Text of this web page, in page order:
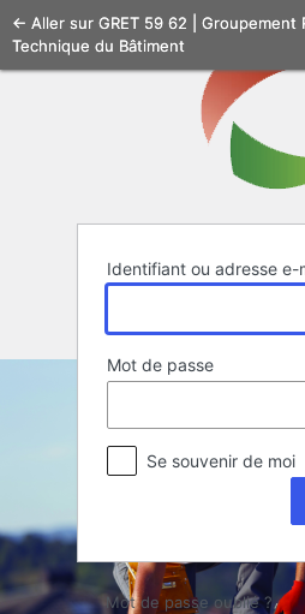
Se
connecter
Identifiant ou adresse e-
Mot de passe
Se souvenir de moi
Mot de passe oublié ?
← Aller sur GRET 59 62 | Groupement
Technique du Bâtiment